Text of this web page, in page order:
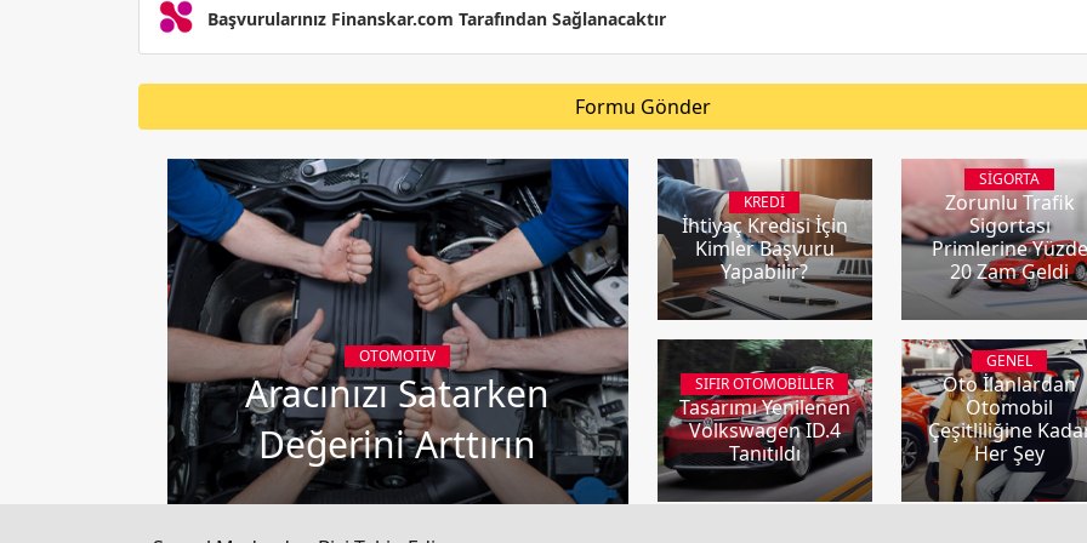
Başvurularınız Finanskar.com Tarafından Sağlanacaktır
Formu Gönder
OTOMOTIV
Aracınızı Satarken
Değerini Arttırın
KREDI
İhtiyaç Kredisi İçin
Kimler Başvuru
Yapabilir?
SIGORTA
Zorunlu Trafik
Sigortası
Primlerine Yüzde
20 Zam Geldi
SIFIR OTOMOBILLER
Tasarımı Yenilenen
Volkswagen ID.4
Tanıtıldı
GENEL
Oto İlanlardan
Otomobil
Çeşitliliğine
Her Şey